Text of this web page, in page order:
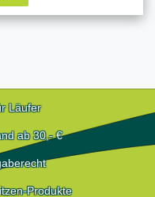
Läufer
ab 30,- €
Produkte